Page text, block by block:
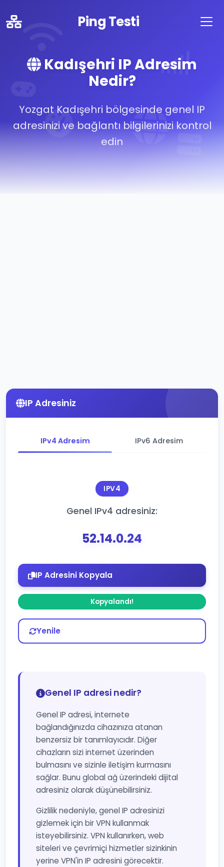
Ping Testi
Kadışehri IP Adresim
Nedir?
Yozgat Kadışehri bölgesinde genel IP
adresinizi ve bağlantı bilgilerinizi kontrol
edin
IP Adresiniz
IPv4 Adresim IPv6 Adresim
IPV4
Genel IPv4 adresiniz:
52.14.0.24
IP Adresini Kopyala
Kopyalandı!
Yenile
Genel IP adresi nedir?
Genel IP adresi, internete
bağlandığınızda cihazınıza atanan
benzersiz bir tanımlayıcıdır. Diğer
cihazların sizi internet üzerinden
bulmasını ve sizinle iletişim kurmasını
sağlar. Bunu global ağ üzerindeki dijital
adresiniz olarak düşünebilirsiniz.
Gizlilik nedeniyle, genel IP adresinizi
gizlemek için bir VPN kullanmak
isteyebilirsiniz. VPN kullanırken, web
siteleri ve çevrimiçi hizmetler sizinkinin
yerine VPN'in IP adresini görecektir.